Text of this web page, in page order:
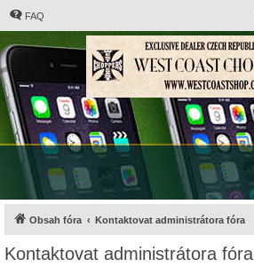
FAQ
Obsah fóra Kontaktovat administrátora fóra
Kontaktovat administrátora fóra